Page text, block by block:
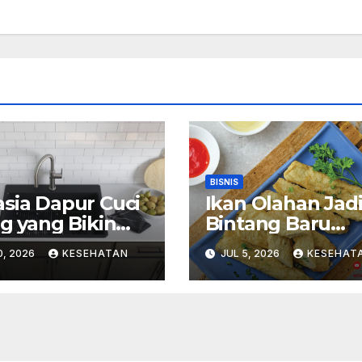
Dapur Cuci
yang Bikin
Memasak
2026 KESEHATAN
BISNIS
Ikan Olahan Jadi
Bintang Baru
Kuliner Modern
JUL 5, 2026